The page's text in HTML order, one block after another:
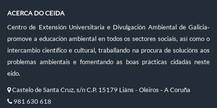
ACERCA DO CEIDA
Centro de Extensión Universitaria e Divulgación Ambiental de Galicia-
promove a educación ambiental en todos os sectores sociais, así como o
intercambio científico e cultural, traballando na procura de solucións aos
problemas ambientais e fomentando as boas prácticas cidadás neste
eido.
Castelo de Santa Cruz, s/n C.P. 15179 Liáns - Oleiros - A Coruña
981 630 618